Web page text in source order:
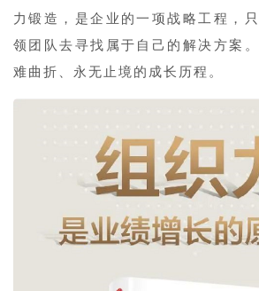
力锻造，是企业的一项战略工程，
领团队去寻找属于自己的解决方案
难曲折、永无止境的成长历程。